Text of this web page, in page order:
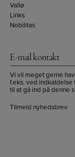
Vallø
Links
Nobilitas
E-mail kontakt
Vi vil meget gerne
f.eks. ved indkaldelse
til at gå ind på denne
Tilmeld nyhedsbrev